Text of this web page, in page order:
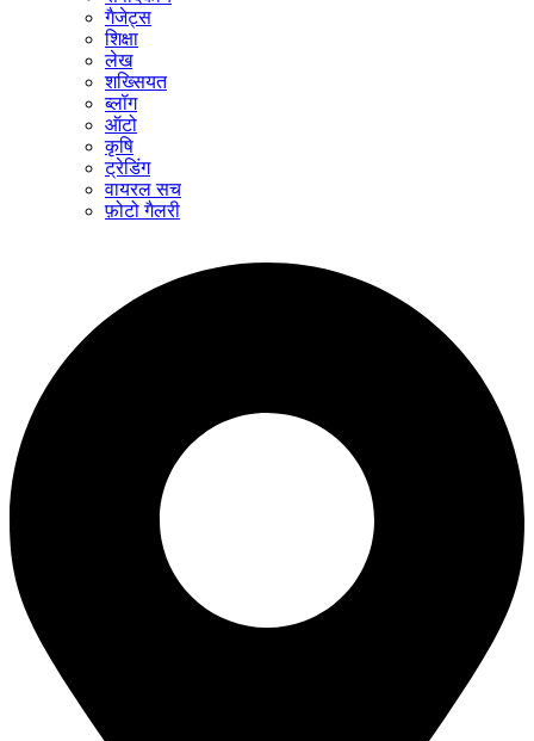
गैजेट्स
शिक्षा
लेख
शख्सियत
ब्लॉग
ऑटो
कृषि
ट्रेडिंग
वायरल सच
फ़ोटो गैलरी